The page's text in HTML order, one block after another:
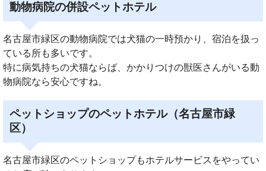
動物病院の併設ペットホテル
名古屋市緑区の動物病院では犬猫の一時預かり、宿泊を扱っ
ている所も多いです。
特に病気持ちの犬猫ならば、かかりつけの獣医さんがいる動
物病院なら安心ですね。
ペットショップのペットホテル（名古屋市緑
区）
名古屋市緑区のペットショップもホテルサービスをやってい